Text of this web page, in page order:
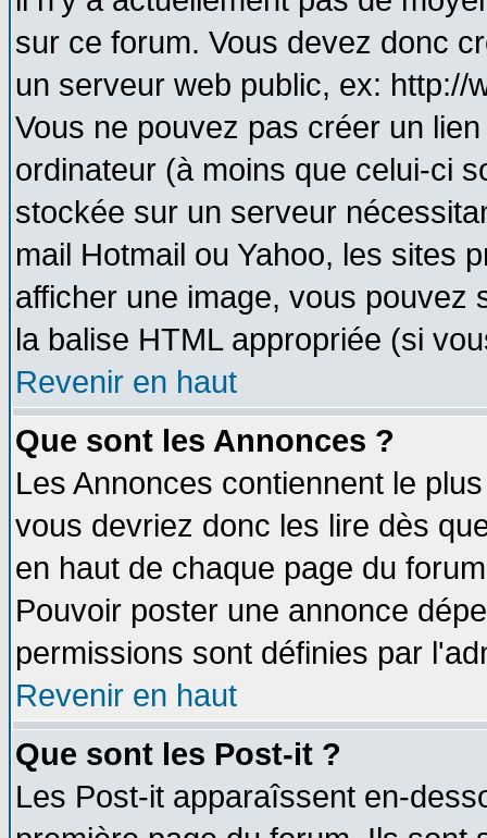
sur ce forum. Vous devez donc
un serveur web public, ex: http://
Vous ne pouvez pas créer un
ordinateur (à moins que celui-ci
stockée sur un serveur
mail Hotmail ou Yahoo, les sites
afficher une image, vous pouvez
la balise HTML appropriée (si
Revenir en haut
Que sont les Annonces ?
Les Annonces contiennent le
vous devriez donc les lire dès
en haut de chaque page du
Pouvoir poster une annonce
permissions sont définies par
Revenir en haut
Que sont les Post-it ?
Les Post-it apparaîssent en-